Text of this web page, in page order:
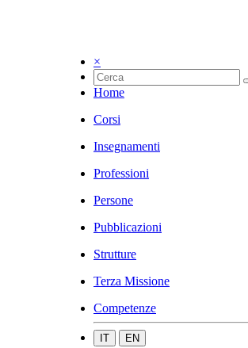
×
Home
Corsi
Insegnamenti
Professioni
Persone
Pubblicazioni
Strutture
Terza Missione
Competenze
IT EN